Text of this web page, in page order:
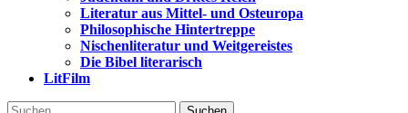
Literatur aus Mittel- und Osteuropa
Philosophische Hintertreppe
Nischenliteratur und Weitgereistes
Die Bibel literarisch
LitFilm
Suchen